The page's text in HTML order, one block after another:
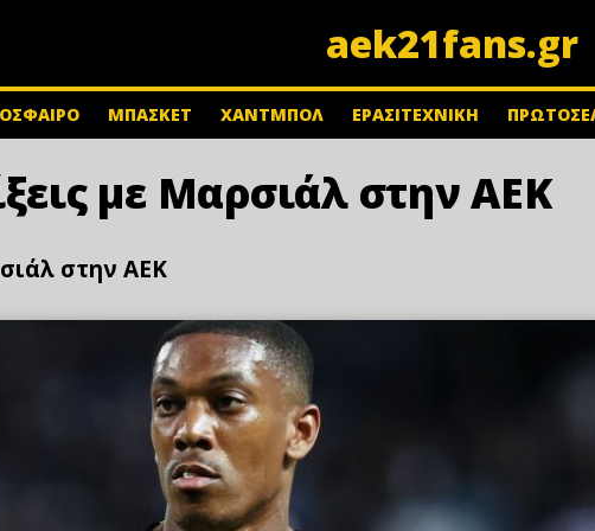
aek21fans.gr
ΜΠΑΣΚΕΤ ΧΑΝΤΜΠΟΛ ΕΡΑΣΙΤΕΧΝΙΚΗ
με Μαρσιάλ στην ΑΕΚ
στην ΑΕΚ